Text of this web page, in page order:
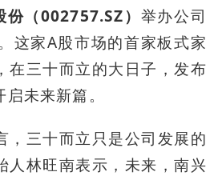
份（002757.SZ） 举办公司
这家A股市场的首家板式家
在三十而立的大日子，发布
未来新篇。
，三十而立只是公司发展的
人林旺南表示，未来，南兴